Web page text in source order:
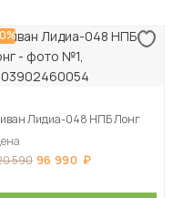
Лидиа-048 НПБ Лонг
590 96 990